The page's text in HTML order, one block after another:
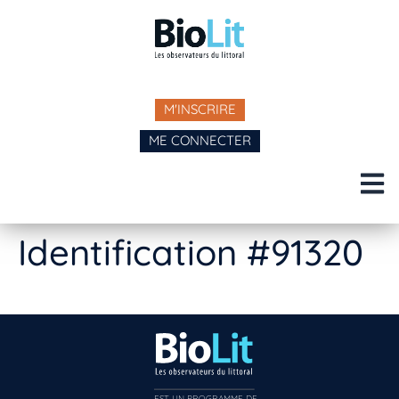
M'INSCRIRE
ME CONNECTER
Identification #91320